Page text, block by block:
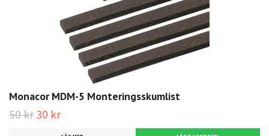
Monacor MDM-5 Monteringsskumlist
50 kr 30 kr